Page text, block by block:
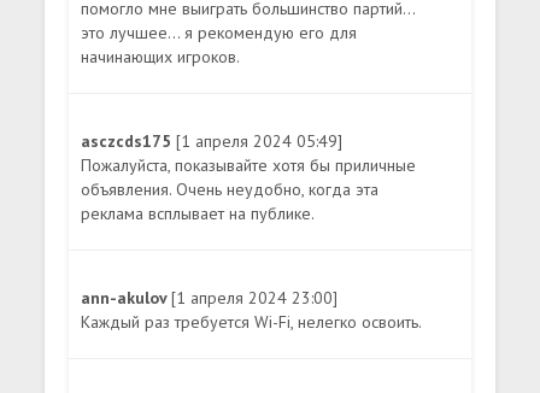
помогло мне выиграть большинство партий...
это лучшее... я рекомендую его для
начинающих игроков.
asczcds175[1 апреля 2024 05:49]
Пожалуйста, показывайте хотя бы приличные
объявления. Очень неудобно, когда эта
реклама всплывает на публике.
ann-akulov[1 апреля 2024 23:00]
Каждый раз требуется Wi-Fi, нелегко освоить.